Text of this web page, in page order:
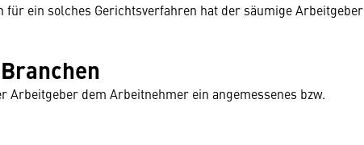
für ein solches Gerichtsverfahren hat der säumige Arbeitgeber
dem Arbeitnehmer ein angemessenes bzw.